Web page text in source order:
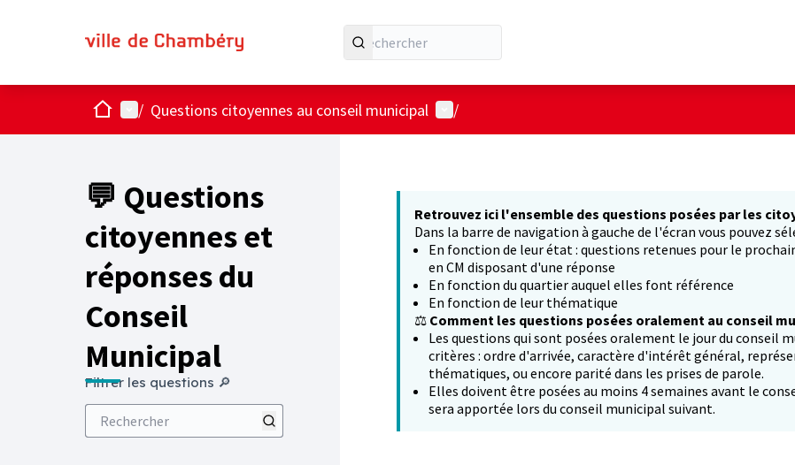
AccueilMenu principal
/ Questions citoyennes au conseil municipal Menu utilisateur
/
💬 Questions
citoyennes et
réponses du
Conseil
Municipal
Filtrer les questions 🔎
Retrouvez ici l'ensemble des questions posées par les
Dans la barre de navigation à gauche de l'écran vous pouvez
En fonction de leur état : questions retenues pour le
en CM disposant d'une réponse
En fonction du quartier auquel elles font référence
En fonction de leur thématique
⚖️ Comment les questions posées oralement au conseil
Les questions qui sont posées oralement le jour du conseil
critères : ordre d'arrivée, caractère d'intérêt général,
thématiques, ou encore parité dans les prises de parole.
Elles doivent être posées au moins 4 semaines avant le
sera apportée lors du conseil municipal suivant.